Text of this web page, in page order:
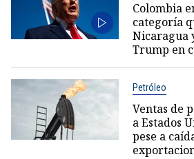
Colombia
categoría
Nicaragua
Trump en
Petróleo
Ventas de
a Estados
pese a